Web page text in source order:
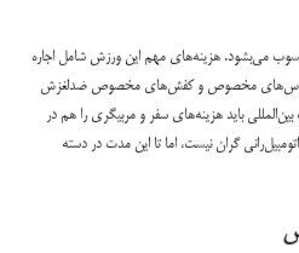
می‌بشود. هزینه‌های مهم این ورزش شامل اجاره
لباس‌های مخصوص و کفش‌های مخصوص ضدلغزش
باید هزینه‌های سفر و مربیگری را هم در
گران نیست، اما تا این مدت در دسته